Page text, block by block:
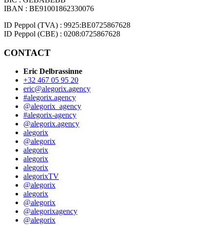
IBAN : BE91001862330076
ID Peppol (TVA) : 9925:BE0725867628
ID Peppol (CBE) : 0208:0725867628
CONTACT
Eric Delbrassinne
+32 467 05 95 20
eric@alegorix.agency
#alegorix.agency
@alegorix_agency
#alegorix-agency
@alegorix.agency
alegorix
@alegorix
alegorix
alegorix
alegorix
alegorixTV
@alegorix
alegorix
@alegorix
@alegorixagency
@alegorix